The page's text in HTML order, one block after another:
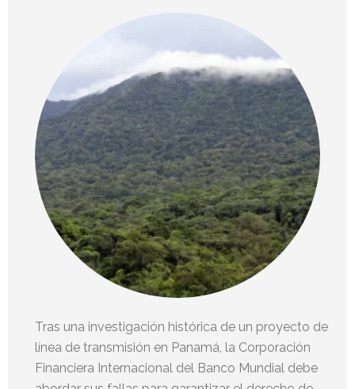
Tras una investigación histórica de un proyecto de
línea de transmisión en Panamá, la Corporación
Financiera Internacional del Banco Mundial debe